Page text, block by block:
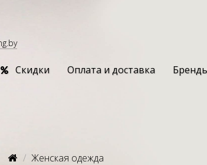
Скидки Оплата и доставка
Женская одежда